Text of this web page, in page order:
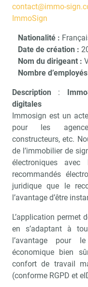
contact@immo-
ImmoSign
Nationalité :
Date de création :
Nom du dirigeant :
Nombre
Description :
digitales
Immosign est un
pour les
constructeurs, etc.
de l’immobilier de
électroniques
recommandés
juridique que le
l’avantage d’être
L’application permet
en s’adaptant à
l’avantage pour
économique bien
confort de travail
(conforme RGPD et